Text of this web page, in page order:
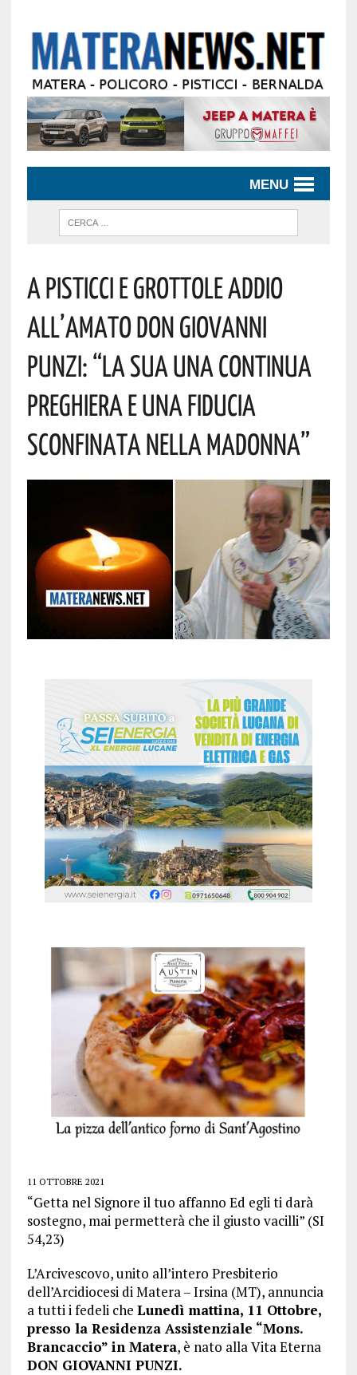
MENU
A Pisticci E Grottole Addio
All’amato Don Giovanni
Punzi: “La Sua Una Continua
Preghiera E Una Fiducia
Sconfinata Nella Madonna”
11 OTTOBRE 2021
“Getta nel Signore il tuo affanno Ed egli ti darà
sostegno, mai permetterà che il giusto vacilli” (SI
54,23)
L’Arcivescovo, unito all’intero Presbiterio
dell’Arcidiocesi di Matera – Irsina (MT), annuncia
a tutti i fedeli che Lunedì mattina, 11 Ottobre,
presso la Residenza Assistenziale “Mons.
Brancaccio” in Matera, è nato alla Vita Eterna
DON GIOVANNI PUNZI.